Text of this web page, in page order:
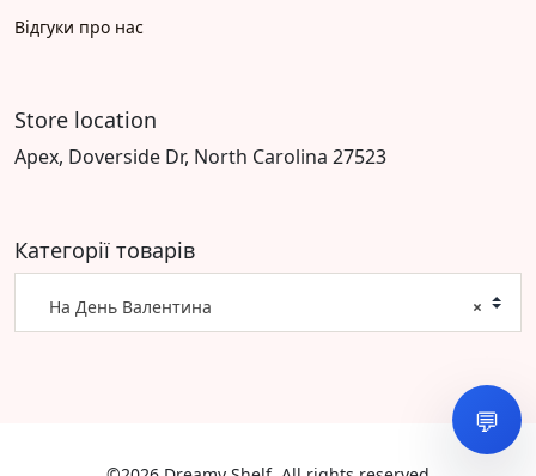
Відгуки про нас
Store location
Apex, Doverside Dr, North Carolina 27523
Категорії товарів
×
На День Валентина
💬